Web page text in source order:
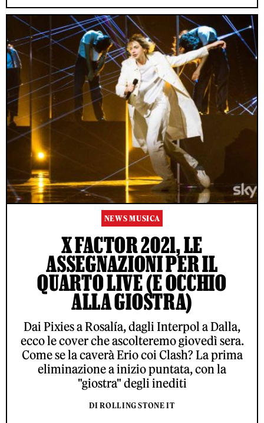
NEWS MUSICA
X FACTOR 2021, LE
ASSEGNAZIONI PER IL
QUARTO LIVE (E OCCHIO
ALLA GIOSTRA)
Dai Pixies a Rosalía, dagli Interpol a Dalla,
ecco le cover che ascolteremo giovedì sera.
Come se la caverà Erio coi Clash? La prima
eliminazione a inizio puntata, con la
"giostra" degli inediti
DI ROLLING STONE IT